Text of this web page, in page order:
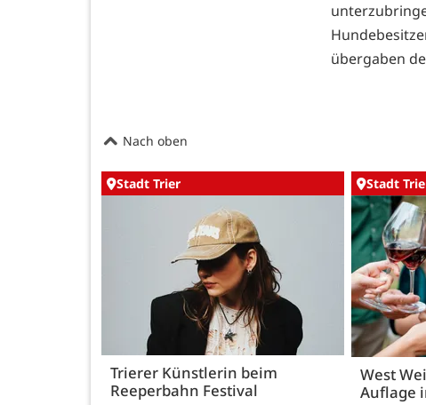
übergaben
Nach oben
Stadt Trier
Trierer Künstlerin beim
Reeperbahn Festival
Stadt
West
Auflage